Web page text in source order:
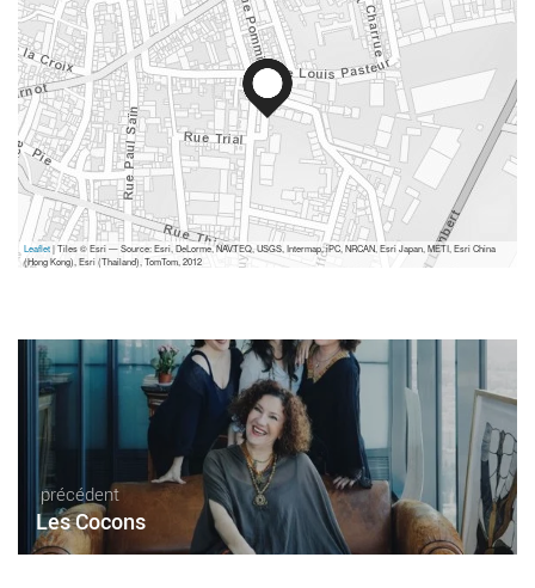
Leaflet| Tiles © Esri — Source: Esri, DeLorme, NAVTEQ, USGS, Intermap, iPC, NRCAN, Esri Japan, METI, Esri China
(Hong Kong), Esri (Thailand), TomTom, 2012
précédent
Les Cocons